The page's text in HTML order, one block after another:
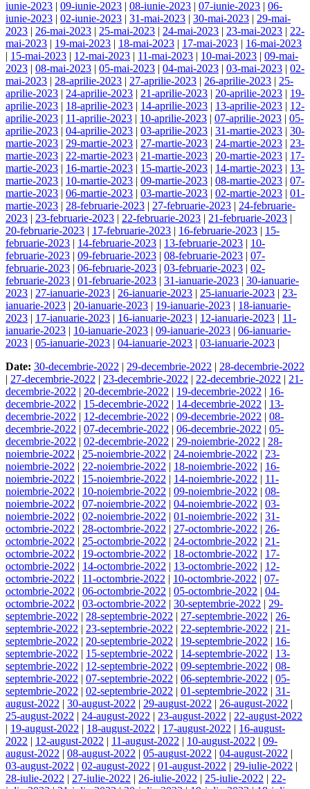
iunie-2023 | 09-iunie-2023 | 08-iunie-2023 | 07-iunie-2023 | 06-
iunie-2023 | 02-iunie-2023 | 31-mai-2023 | 30-mai-2023 | 29-mai-
2023 | 26-mai-2023 | 25-mai-2023 | 24-mai-2023 | 23-mai-2023 | 22-
mai-2023 | 19-mai-2023 | 18-mai-2023 | 17-mai-2023 | 16-mai-2023
| 15-mai-2023 | 12-mai-2023 | 11-mai-2023 | 10-mai-2023 | 09-mai-
2023 | 08-mai-2023 | 05-mai-2023 | 04-mai-2023 | 03-mai-2023 | 02-
mai-2023 | 28-aprilie-2023 | 27-aprilie-2023 | 26-aprilie-2023 | 25-
aprilie-2023 | 24-aprilie-2023 | 21-aprilie-2023 | 20-aprilie-2023 | 19-
aprilie-2023 | 18-aprilie-2023 | 14-aprilie-2023 | 13-aprilie-2023 | 12-
aprilie-2023 | 11-aprilie-2023 | 10-aprilie-2023 | 07-aprilie-2023 | 05-
aprilie-2023 | 04-aprilie-2023 | 03-aprilie-2023 | 31-martie-2023 | 30-
martie-2023 | 29-martie-2023 | 27-martie-2023 | 24-martie-2023 | 23-
martie-2023 | 22-martie-2023 | 21-martie-2023 | 20-martie-2023 | 17-
martie-2023 | 16-martie-2023 | 15-martie-2023 | 14-martie-2023 | 13-
martie-2023 | 10-martie-2023 | 09-martie-2023 | 08-martie-2023 | 07-
martie-2023 | 06-martie-2023 | 03-martie-2023 | 02-martie-2023 | 01-
martie-2023 | 28-februarie-2023 | 27-februarie-2023 | 24-februarie-
2023 | 23-februarie-2023 | 22-februarie-2023 | 21-februarie-2023 |
20-februarie-2023 | 17-februarie-2023 | 16-februarie-2023 | 15-
februarie-2023 | 14-februarie-2023 | 13-februarie-2023 | 10-
februarie-2023 | 09-februarie-2023 | 08-februarie-2023 | 07-
februarie-2023 | 06-februarie-2023 | 03-februarie-2023 | 02-
februarie-2023 | 01-februarie-2023 | 31-ianuarie-2023 | 30-ianuarie-
2023 | 27-ianuarie-2023 | 26-ianuarie-2023 | 25-ianuarie-2023 | 23-
ianuarie-2023 | 20-ianuarie-2023 | 19-ianuarie-2023 | 18-ianuarie-
2023 | 17-ianuarie-2023 | 16-ianuarie-2023 | 12-ianuarie-2023 | 11-
ianuarie-2023 | 10-ianuarie-2023 | 09-ianuarie-2023 | 06-ianuarie-
2023 | 05-ianuarie-2023 | 04-ianuarie-2023 | 03-ianuarie-2023 |
Date: 30-decembrie-2022 | 29-decembrie-2022 | 28-decembrie-2022
| 27-decembrie-2022 | 23-decembrie-2022 | 22-decembrie-2022 | 21-
decembrie-2022 | 20-decembrie-2022 | 19-decembrie-2022 | 16-
decembrie-2022 | 15-decembrie-2022 | 14-decembrie-2022 | 13-
decembrie-2022 | 12-decembrie-2022 | 09-decembrie-2022 | 08-
decembrie-2022 | 07-decembrie-2022 | 06-decembrie-2022 | 05-
decembrie-2022 | 02-decembrie-2022 | 29-noiembrie-2022 | 28-
noiembrie-2022 | 25-noiembrie-2022 | 24-noiembrie-2022 | 23-
noiembrie-2022 | 22-noiembrie-2022 | 18-noiembrie-2022 | 16-
noiembrie-2022 | 15-noiembrie-2022 | 14-noiembrie-2022 | 11-
noiembrie-2022 | 10-noiembrie-2022 | 09-noiembrie-2022 | 08-
noiembrie-2022 | 07-noiembrie-2022 | 04-noiembrie-2022 | 03-
noiembrie-2022 | 02-noiembrie-2022 | 01-noiembrie-2022 | 31-
octombrie-2022 | 28-octombrie-2022 | 27-octombrie-2022 | 26-
octombrie-2022 | 25-octombrie-2022 | 24-octombrie-2022 | 21-
octombrie-2022 | 19-octombrie-2022 | 18-octombrie-2022 | 17-
octombrie-2022 | 14-octombrie-2022 | 13-octombrie-2022 | 12-
octombrie-2022 | 11-octombrie-2022 | 10-octombrie-2022 | 07-
octombrie-2022 | 06-octombrie-2022 | 05-octombrie-2022 | 04-
octombrie-2022 | 03-octombrie-2022 | 30-septembrie-2022 | 29-
septembrie-2022 | 28-septembrie-2022 | 27-septembrie-2022 | 26-
septembrie-2022 | 23-septembrie-2022 | 22-septembrie-2022 | 21-
septembrie-2022 | 20-septembrie-2022 | 19-septembrie-2022 | 16-
septembrie-2022 | 15-septembrie-2022 | 14-septembrie-2022 | 13-
septembrie-2022 | 12-septembrie-2022 | 09-septembrie-2022 | 08-
septembrie-2022 | 07-septembrie-2022 | 06-septembrie-2022 | 05-
septembrie-2022 | 02-septembrie-2022 | 01-septembrie-2022 | 31-
august-2022 | 30-august-2022 | 29-august-2022 | 26-august-2022 |
25-august-2022 | 24-august-2022 | 23-august-2022 | 22-august-2022
| 19-august-2022 | 18-august-2022 | 17-august-2022 | 16-august-
2022 | 12-august-2022 | 11-august-2022 | 10-august-2022 | 09-
august-2022 | 08-august-2022 | 05-august-2022 | 04-august-2022 |
03-august-2022 | 02-august-2022 | 01-august-2022 | 29-iulie-2022 |
28-iulie-2022 | 27-iulie-2022 | 26-iulie-2022 | 25-iulie-2022 | 22-